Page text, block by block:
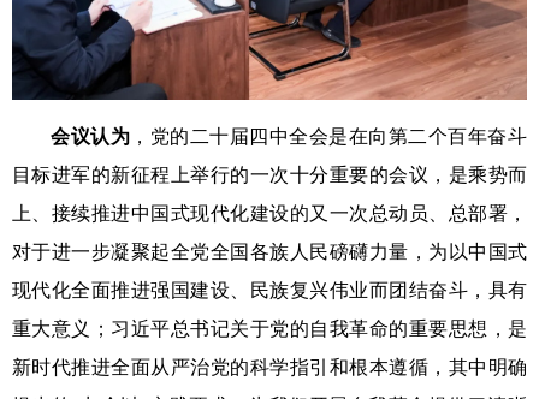
会议认为 ， 党的二十届四中全会是在向第二个百年奋斗
目标进军的新征程上举行的一次十分重要的会议，是乘势而
上、接续推进中国式现代化建设的又一次总动员、总部署，
对于进一步凝聚起全党全国各族人民磅礴力量，为以中国式
现代化全面推进强国建设、民族复兴伟业而团结奋斗，具有
重大意义；习近平总书记关于党的自我革命的重要思想，是
新时代推进全面从严治党的科学指引和根本遵循，其中明确